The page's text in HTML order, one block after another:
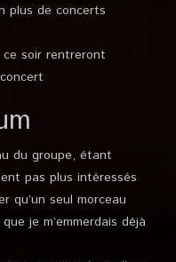
plus de concerts
ce soir rentreront
du groupe, étant
pas plus intéressés
qu’un seul morceau
je m’emmerdais déjà